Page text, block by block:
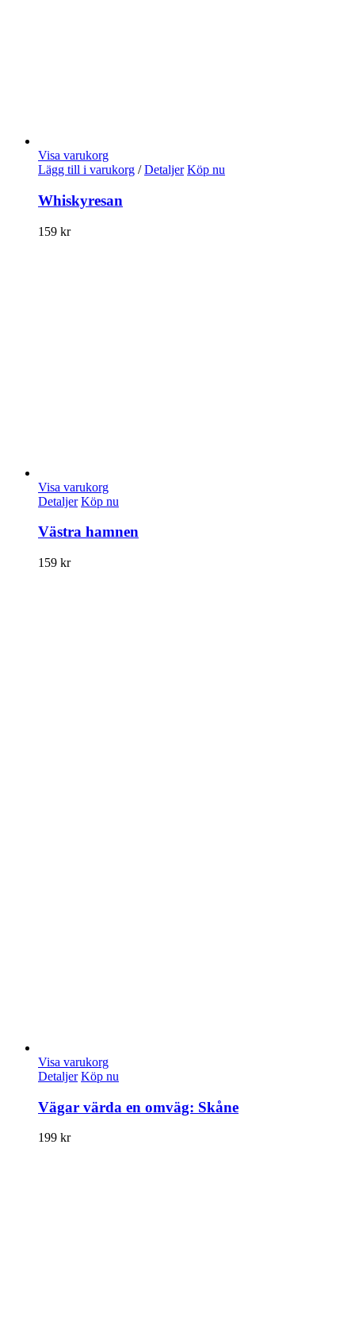
Visa varukorg
Lägg till i varukorg / Detaljer Köp nu
Whiskyresan
159 kr
Visa varukorg
Detaljer Köp nu
Västra hamnen
159 kr
Visa varukorg
Detaljer Köp nu
Vägar värda en omväg: Skåne
199 kr